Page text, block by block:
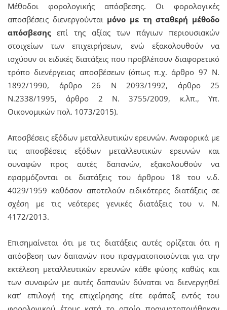
Μέθοδοι φορολογικής απόσβεσης. Οι φορολογικές
αποσβέσεις διενεργούνται μόνο με τη σταθερή μέθοδο
απόσβεσηςεπί της αξίας των πάγιων περιουσιακών
στοιχείων των επιχειρήσεων, ενώ εξακολουθούν να
ισχύουν οι ειδικές διατάξεις που προβλέπουν διαφορετικό
τρόπο διενέργειας αποσβέσεων (όπως π.χ. άρθρο 97 Ν.
1892/1990, άρθρο 26 Ν 2093/1992, άρθρο 25
Ν.2338/1995, άρθρο 2 Ν. 3755/2009, κ.λπ., Υπ.
Οικονομικών πολ. 1073/2015).
Αποσβέσεις εξόδων μεταλλευτικών ερευνών. Αναφορικά με
τις αποσβέσεις εξόδων μεταλλευτικών ερευνών και
συναφών προς αυτές δαπανών, εξακολουθούν να
εφαρμόζονται οι διατάξεις του άρθρου 18 του ν.δ.
4029/1959 καθόσον αποτελούν ειδικότερες διατάξεις σε
σχέση με τις νεότερες γενικές διατάξεις του ν. Ν.
4172/2013.
Επισημαίνεται ότι με τις διατάξεις αυτές ορίζεται ότι η
απόσβεση των δαπανών που πραγματοποιούνται για την
εκτέλεση μεταλλευτικών ερευνών κάθε φύσης καθώς και
των συναφών με αυτές δαπανών δύναται να διενεργηθεί
κατ’ επιλογή της επιχείρησης είτε εφάπαξ εντός του